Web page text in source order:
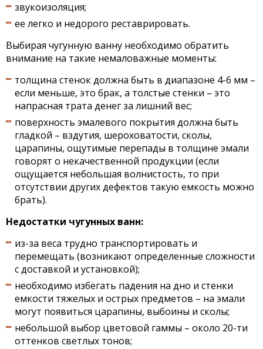
звукоизоляция;
ее легко и недорого реставрировать.
Выбирая чугунную ванну необходимо обратить
внимание на такие немаловажные моменты:
толщина стенок должна быть в диапазоне 4-6 мм –
если меньше, это брак, а толстые стенки – это
напрасная трата денег за лишний вес;
поверхность эмалевого покрытия должна быть
гладкой – вздутия, шероховатости, сколы,
царапины, ощутимые перепады в толщине эмали
говорят о некачественной продукции (если
ощущается небольшая волнистость, то при
отсутствии других дефектов такую емкость можно
брать).
Недостатки чугунных ванн:
из-за веса трудно транспортировать и
перемещать (возникают определенные сложности
с доставкой и установкой);
необходимо избегать падения на дно и стенки
емкости тяжелых и острых предметов – на эмали
могут появиться царапины, выбоины и сколы;
небольшой выбор цветовой гаммы – около 20-ти
оттенков светлых тонов;